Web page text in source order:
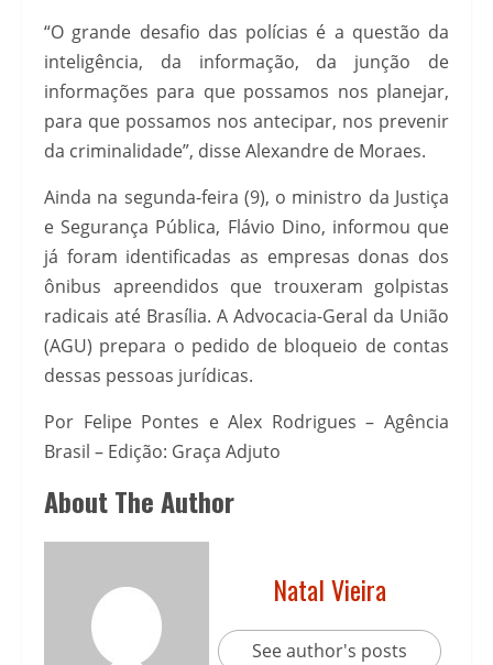
“O grande desafio das polícias é a questão da
inteligência, da informação, da junção de
informações para que possamos nos planejar,
para que possamos nos antecipar, nos prevenir
da criminalidade”, disse Alexandre de Moraes.
Ainda na segunda-feira (9), o ministro da Justiça
e Segurança Pública, Flávio Dino, informou que
já foram identificadas as empresas donas dos
ônibus apreendidos que trouxeram golpistas
radicais até Brasília. A Advocacia-Geral da União
(AGU) prepara o pedido de bloqueio de contas
dessas pessoas jurídicas.
Por Felipe Pontes e Alex Rodrigues – Agência
Brasil – Edição: Graça Adjuto
About The Author
Natal Vieira
See author's posts